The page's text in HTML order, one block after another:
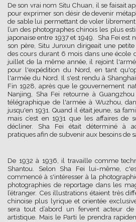
De son vrai nom Situ Chuan, il se faisait
pour exprimer son désir de devenir
de sable lui permettant de voler
l’un des photographes chinois les plus
japonaise entre 1937 et 1949. Sha Fei est
son père, Situ Junxun dirigeait une
des cours durant 6 mois dans une école
juillet de la même année, il rejoint
pour l'expédition du Nord, en tant
l'armée du Nord. Il s'est rendu à
Fin 1928, après que le gouvernement
Nanjing, Sha Fei retourne à
télégraphique de l'armée à Wuzhou,
jusqu'en 1931. Quand il était jeune, sa
mais c’est en 1931 que les affaires de
décliner. Sha Fei était déterminé à
pratiques afin de subvenir aux besoins de
De 1932 à 1936, il travaille comme
Shantou. Selon Sha Fei lui-même,
commencé à s'intéresser à la
photographies de reportage dans les
l’étranger. Ces illustrations étaient très
chinoise plus lyrique et orientée
sera tout d’abord un fervent acteur
artistique. Mais le Parti le prendra